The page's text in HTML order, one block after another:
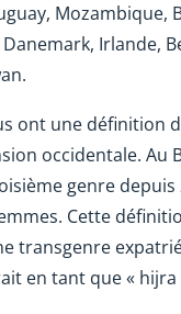
Mozambique,
Irlande,
ont une définition
occidentale. Au
genre
Cette
transgenre
en tant que « hijra